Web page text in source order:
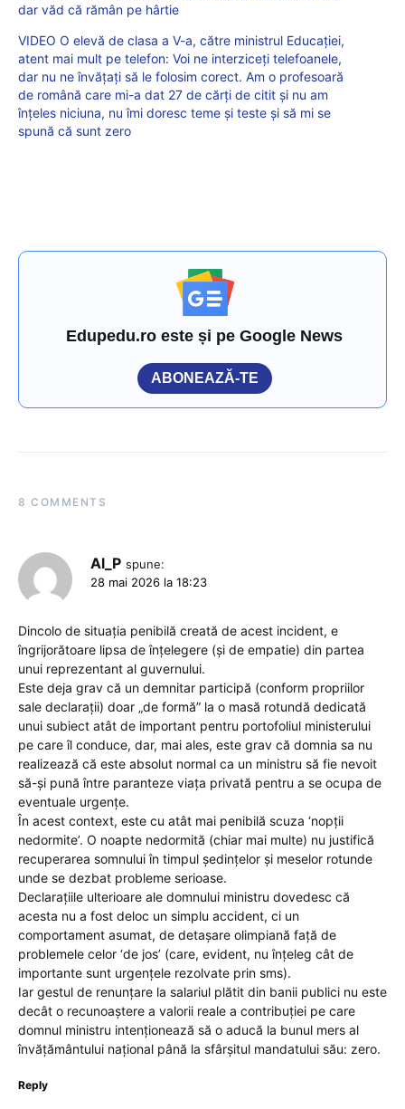
dar văd că rămân pe hârtie
VIDEO O elevă de clasa a V-a, către ministrul Educației,
atent mai mult pe telefon: Voi ne interziceți telefoanele,
dar nu ne învățați să le folosim corect. Am o profesoară
de română care mi-a dat 27 de cărți de citit și nu am
înțeles niciuna, nu îmi doresc teme și teste și să mi se
spună că sunt zero
Edupedu.ro este și pe Google News
ABONEAZĂ-TE
8 COMMENTS
Al_P spune:
28 mai 2026 la 18:23
Dincolo de situația penibilă creată de acest incident, e
îngrijorătoare lipsa de înțelegere (și de empatie) din partea
unui reprezentant al guvernului.
Este deja grav că un demnitar participă (conform propriilor
sale declarații) doar „de formă” la o masă rotundă dedicată
unui subiect atât de important pentru portofoliul ministerului
pe care îl conduce, dar, mai ales, este grav că domnia sa nu
realizează că este absolut normal ca un ministru să fie nevoit
să-și pună între paranteze viața privată pentru a se ocupa de
eventuale urgențe.
În acest context, este cu atât mai penibilă scuza ‘nopții
nedormite’. O noapte nedormită (chiar mai multe) nu justifică
recuperarea somnului în timpul ședințelor și meselor rotunde
unde se dezbat probleme serioase.
Declarațiile ulterioare ale domnului ministru dovedesc că
acesta nu a fost deloc un simplu accident, ci un
comportament asumat, de detașare olimpiană față de
problemele celor ‘de jos’ (care, evident, nu înțeleg cât de
importante sunt urgențele rezolvate prin sms).
Iar gestul de renunțare la salariul plătit din banii publici nu este
decât o recunoaștere a valorii reale a contribuției pe care
domnul ministru intenționează să o aducă la bunul mers al
învățământului național până la sfârșitul mandatului său: zero.
Reply